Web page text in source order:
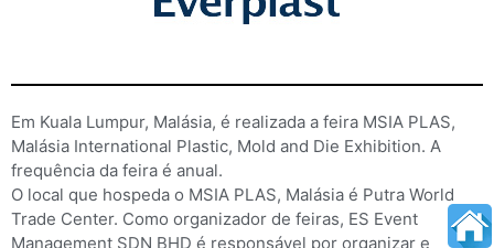
Em Kuala Lumpur, Malásia, é realizada a feira MSIA PLAS,
Malásia International Plastic, Mold and Die Exhibition. A
frequência da feira é anual.
O local que hospeda o MSIA PLAS, Malásia é Putra World
Trade Center. Como organizador de feiras, ES Event
Management SDN BHD é responsável por organizar e